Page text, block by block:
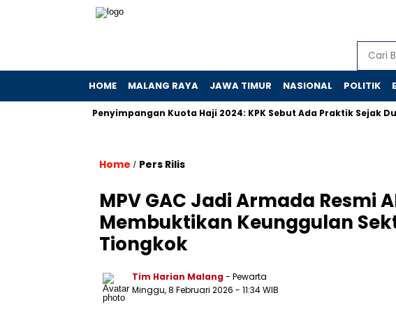
HOME MALANG RAYA JAWA TIMUR NASIONAL POLITIK
Penyimpangan Kuota Haji 2024: KPK Sebut Ada Praktik Sejak Dulu
Home / Pers Rilis
MPV GAC Jadi Armada Resmi
Membuktikan Keunggulan
Tiongkok
Tim Harian Malang- Pewarta
Minggu, 8 Februari 2026 - 11:34 WIB